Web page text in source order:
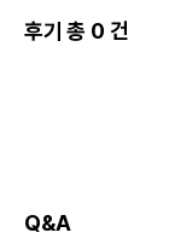
후기 총 0 건
Q&A